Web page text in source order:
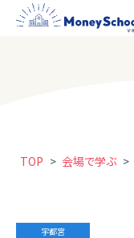
TOP > 会場で学ぶ >
宇都宮